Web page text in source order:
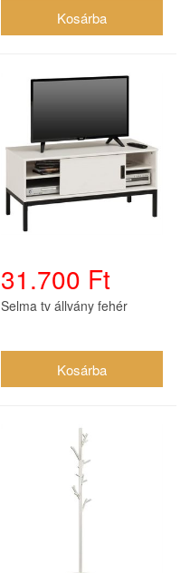
31.700 Ft
Selma tv állvány fehér